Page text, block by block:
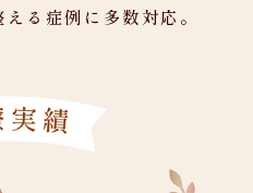
る症例に多数対応。